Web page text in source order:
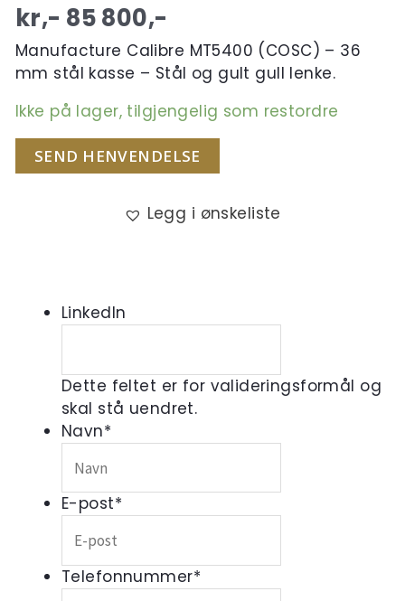
kr,- 85 800,-
Manufacture Calibre MT5400 (COSC) – 36
mm stål kasse – Stål og gult gull lenke.
Ikke på lager, tilgjengelig som restordre
SEND HENVENDELSE
Legg i ønskeliste
LinkedIn
Dette feltet er for valideringsformål og
skal stå uendret.
Navn*
E-post*
Telefonnummer*